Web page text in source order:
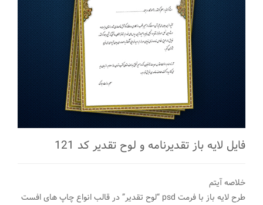
فایل لایه باز تقدیرنامه و لوح تقدیر کد 121
خلاصه آیتم
طرح لایه باز با فرمت psd “لوح تقدیر” در قالب انواع چاپ های افست